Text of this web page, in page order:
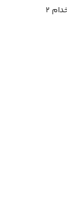
۲